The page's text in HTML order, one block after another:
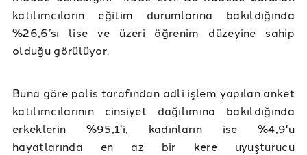
katılımcıların eğitim durumlarına bakıldığında
%26,6’sı lise ve üzeri öğrenim düzeyine sahip
olduğu görülüyor.
Buna göre polis tarafından adli işlem yapılan anket
katılımcılarının cinsiyet dağılımına bakıldığında
erkeklerin %95,1'i, kadınların ise %4,9'u
hayatlarında en az bir kere uyuşturucu